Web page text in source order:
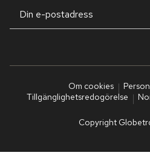
Om cookies
Tillgänglighetsredogörelse
Copyright